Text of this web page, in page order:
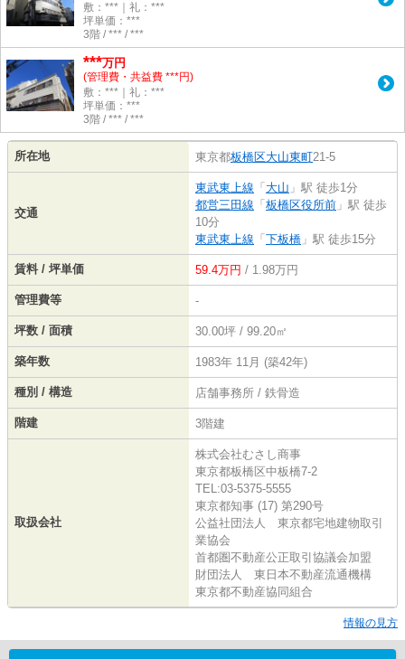
敷：***｜礼：***
坪単価：***
3階 / *** / ***
***万円
(管理費・共益費 ***円)
敷：***｜礼：***
坪単価：***
3階 / *** / ***
所在地 東京都板橋区大山東町21-5
交通
東武東上線 「 大山 」駅 徒歩1分
都営三田線 「 板橋区役所前 」駅 徒歩
10分
東武東上線 「 下板橋 」駅 徒歩15分
賃料 / 坪単価 59.4万円 / 1.98万円
管理費等 -
坪数 / 面積 30.00坪 / 99.20㎡
築年数 1983年 11月 (築42年)
種別 / 構造 店舗事務所 / 鉄骨造
階建 3階建
取扱会社
株式会社むさし商事
東京都板橋区中板橋7-2
TEL:03-5375-5555
東京都知事 (17) 第290号
公益社団法人 東京都宅地建物取引
業協会
首都圏不動産公正取引協議会加盟
財団法人 東日本不動産流通機構
東京都不動産協同組合
情報の見方